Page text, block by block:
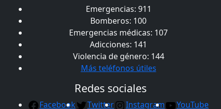
Emergencias: 911
Bomberos: 100
Emergencias médicas: 107
Adicciones: 141
Violencia de género: 144
Más teléfonos útiles
Redes sociales
Facebook Twitter Instagram YouTube